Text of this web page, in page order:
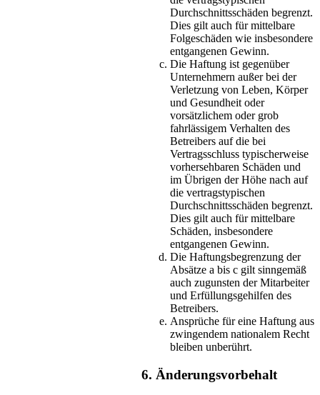
Durchschnittsschäden begrenzt.
Dies gilt auch für mittelbare
Folgeschäden wie insbesondere
entgangenen Gewinn.
Die Haftung ist gegenüber
Unternehmern außer bei der
Verletzung von Leben, Körper
und Gesundheit oder
vorsätzlichem oder grob
fahrlässigem Verhalten des
Betreibers auf die bei
Vertragsschluss typischerweise
vorhersehbaren Schäden und
im Übrigen der Höhe nach auf
die vertragstypischen
Durchschnittsschäden begrenzt.
Dies gilt auch für mittelbare
Schäden, insbesondere
entgangenen Gewinn.
Die Haftungsbegrenzung der
Absätze a bis c gilt sinngemäß
auch zugunsten der Mitarbeiter
und Erfüllungsgehilfen des
Betreibers.
Ansprüche für eine Haftung aus
zwingendem nationalem Recht
bleiben unberührt.
6. Änderungsvorbehalt